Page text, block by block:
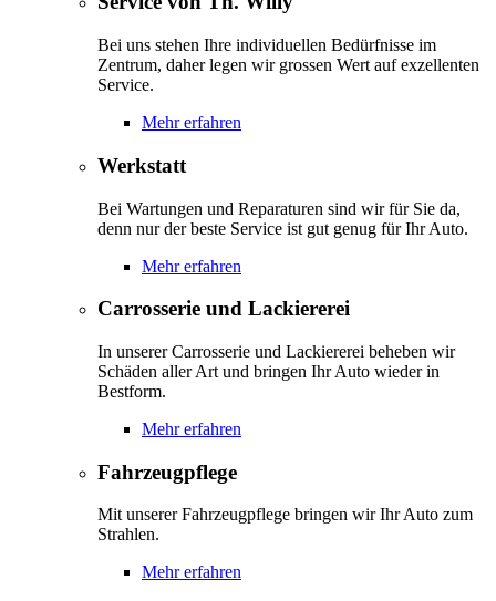
Bei uns stehen Ihre individuellen Bedürfnisse im
Zentrum, daher legen wir grossen Wert auf exzellenten
Service.
Mehr erfahren
Werkstatt
Bei Wartungen und Reparaturen sind wir für Sie da,
denn nur der beste Service ist gut genug für Ihr Auto.
Mehr erfahren
Carrosserie und Lackiererei
In unserer Carrosserie und Lackiererei beheben wir
Schäden aller Art und bringen Ihr Auto wieder in
Bestform.
Mehr erfahren
Fahrzeugpflege
Mit unserer Fahrzeugpflege bringen wir Ihr Auto zum
Strahlen.
Mehr erfahren